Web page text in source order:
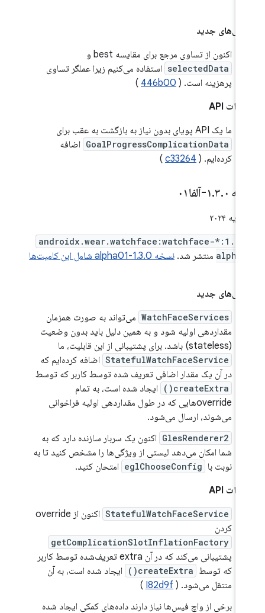
جدید
اکنون از تساوی مرجع برای مقایسه best و
selectedData استفاده می‌کنیم زیرا عملگر تساوی
پرهزینه است. (446b00
)
ما یک API پویای بدون نیاز به بازگشت به عقب برای
GoalProgressComplicationData اضافه
کرده‌ایم. (c33264
)
.۳
androidx.wear.watchface:watchface-
منتشر شد.
نسخه 1.3.0-alpha01 شامل این کامیت‌ها
جدید
WatchFaceServices می‌تواند به صورت همزمان
مقداردهی اولیه شود و به همین دلیل باید بدون وضعیت
StatefulWatchFaceService اضافه کرده‌ایم که
در آن یک مقدار اضافی تعریف شده توسط کاربر که توسط
createExtra()
ایجاد شده است، به تمام
overrideهایی که در طول مقداردهی اولیه فراخوانی
می‌شوند، ارسال می‌شود.
GlesRenderer2 اکنون یک سربار سازنده دارد که به
شما امکان می‌دهد لیستی از ویژگی‌ها را مشخص کنید تا به
نوبت با eglChooseConfig امتحان کنید.
StatefulWatchFaceService
اکنون از override
getComplicationSlotInflationFactory
پشتیبانی می‌کند که در آن extra تعریف‌شده توسط کاربر
که توسط createExtra()
ایجاد شده است، به آن
منتقل می‌شود. (I82d9f
)
برخی از واچ فیس‌ها نیاز دارند داده‌های کمکی ایجاد شده